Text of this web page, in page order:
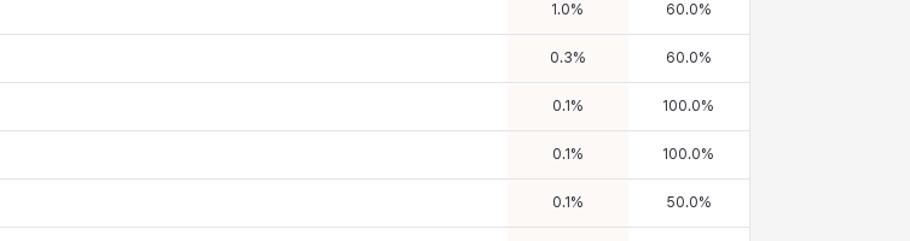
1.0% 60.0%
0.3% 60.0%
0.1 % 100.0%
0.1 % 100.0%
0.1 % 50.0%